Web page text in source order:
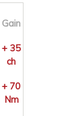
Gain
+ 35
ch
+ 70
Nm